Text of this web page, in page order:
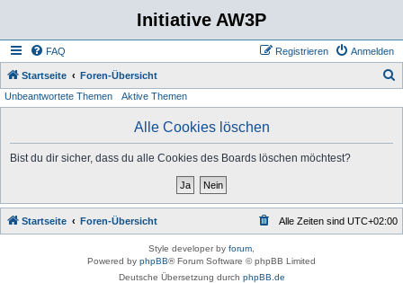
Initiative AW3P
FAQ Anmelden
Registrieren
Startseite Foren-Übersicht
Unbeantwortete Themen Aktive Themen
Alle Cookies löschen
Bist du dir sicher, dass du alle Cookies des Boards löschen möchtest?
Startseite Foren-Übersicht Alle Zeiten sind UTC+02:00
Style developer by forum
Powered by phpBB® Forum Software © phpBB Limited
Deutsche Übersetzung durch phpBB.de